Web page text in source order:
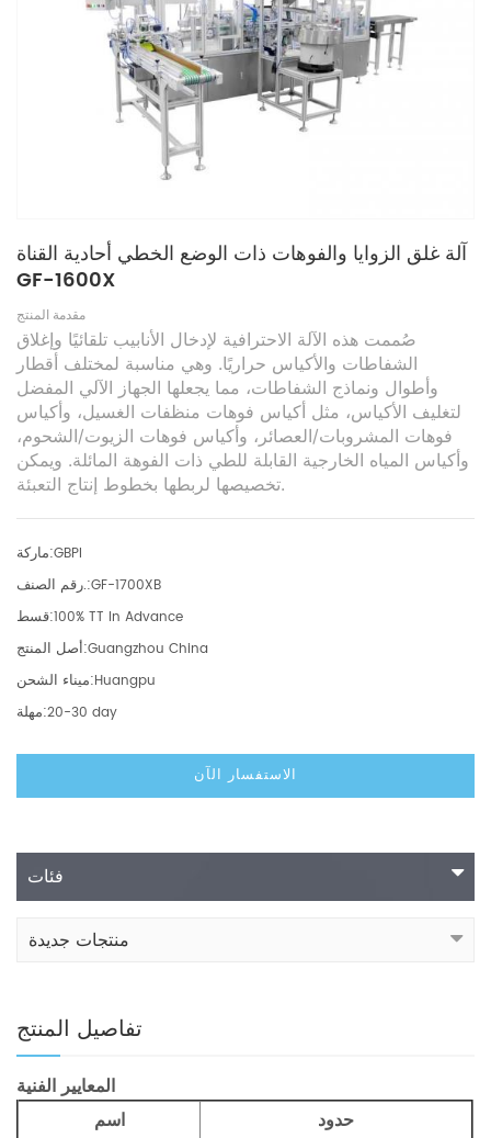
آلة غلق الزوايا والفوهات ذات الوضع الخطي أحادية القناة
GF-1600X
مقدمة المنتج
صُممت هذه الآلة الاحترافية لإدخال الأنابيب تلقائيًا وإغلاق
الشفاطات والأكياس حراريًا. وهي مناسبة لمختلف أقطار
وأطوال ونماذج الشفاطات، مما يجعلها الجهاز الآلي المفضل
لتغليف الأكياس، مثل أكياس فوهات منظفات الغسيل، وأكياس
فوهات المشروبات/العصائر، وأكياس فوهات الزيوت/الشحوم،
وأكياس المياه الخارجية القابلة للطي ذات الفوهة المائلة. ويمكن
تخصيصها لربطها بخطوط إنتاج التعبئة.
ماركة:GBPI
رقم الصنف.:GF-1700XB
قسط:100% TT In Advance
أصل المنتج:Guangzhou China
ميناء الشحن:Huangpu
مهلة:20-30 day
الاستفسار الآن
فئات
منتجات جديدة
تفاصيل المنتج
المعايير الفنية
اسم
حدود